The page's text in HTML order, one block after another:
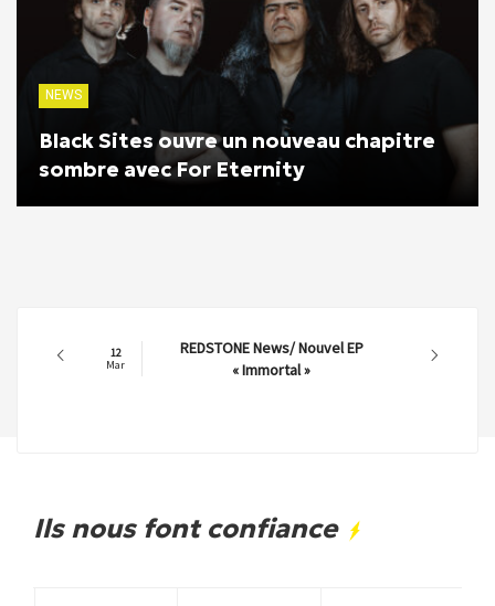
NEWS
Black Sites ouvre un nouveau chapitre
sombre avec For Eternity
12
Mar
REDSTONE News/ Nouvel EP
« Immortal »
Ils nous font confiance